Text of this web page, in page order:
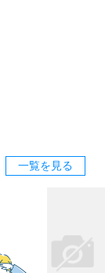
一覧を見る